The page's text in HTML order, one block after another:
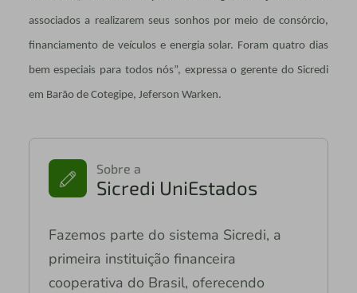
associados a realizarem seus sonhos por meio de consórcio,
financiamento de veículos e energia solar. Foram quatro dias
bem especiais para todos nós”, expressa o gerente do Sicredi
em Barão de Cotegipe, Jeferson Warken.
Sobre a
Sicredi UniEstados
Fazemos parte do sistema Sicredi, a
primeira instituição financeira
cooperativa do Brasil, oferecendo